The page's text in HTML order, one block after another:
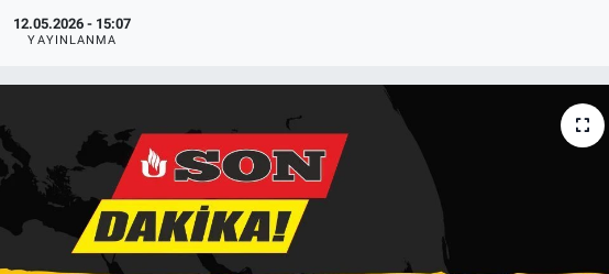
12.05.2026 - 15:07
YAYINLANMA